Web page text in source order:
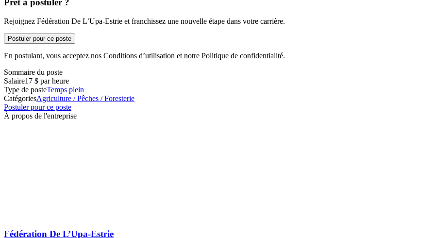
Prêt à postuler ?
Rejoignez Fédération De L’Upa-Estrie et franchissez une nouvelle étape dans votre carrière.
Postuler pour ce poste
En postulant, vous acceptez nos Conditions d’utilisation et notre Politique de confidentialité.
Sommaire du poste
Salaire17 $ par heure
Type de posteTemps plein
CatégoriesAgriculture / Pêches / Foresterie
Postuler pour ce poste
À propos de l'entreprise
Fédération De L’Upa-Estrie